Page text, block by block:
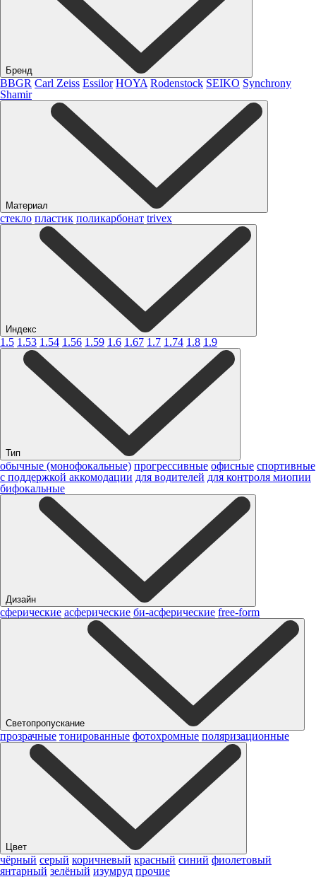
Бренд
BBGR Carl Zeiss Essilor HOYA Rodenstock SEIKO Synchrony
Shamir
Материал
стекло пластик поликарбонат trivex
Индекс
1.5 1.53 1.54 1.56 1.59 1.6 1.67 1.7 1.74 1.8 1.9
Тип
обычные (монофокальные) прогрессивные офисные спортивные
с поддержкой аккомодации для водителей для контроля миопии
бифокальные
Дизайн
сферические асферические би-асферические free-form
Светопропускание
прозрачные тонированные фотохромные поляризационные
Цвет
чёрный серый коричневый красный синий фиолетовый
янтарный зелёный изумруд прочие